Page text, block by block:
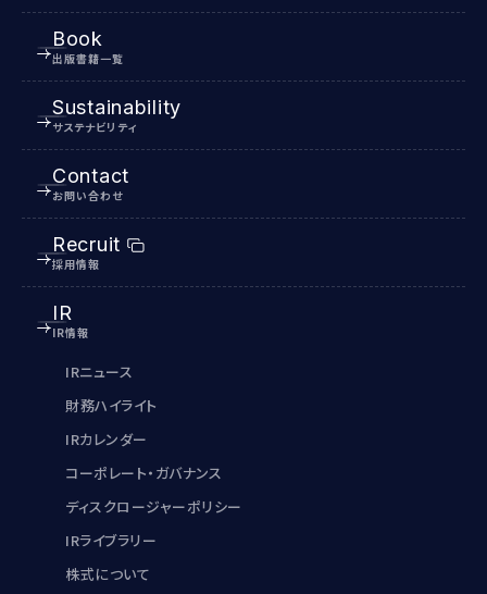
Book
出版書籍一覧
Sustainability
サステナビリティ
Contact
お問い合わせ
Recruit
採用情報
IR
IR情報
IRニュース
財務ハイライト
IRカレンダー
コーポレート・ガバナンス
ディスクロージャーポリシー
IRライブラリー
株式について